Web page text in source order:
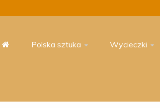
Polska sztuka Wycieczki